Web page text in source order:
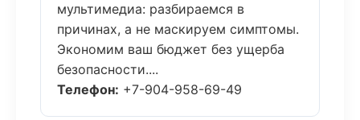
мультимедиа: разбираемся в
причинах, а не маскируем симптомы.
Экономим ваш бюджет без ущерба
безопасности....
Телефон: +7-904-958-69-49